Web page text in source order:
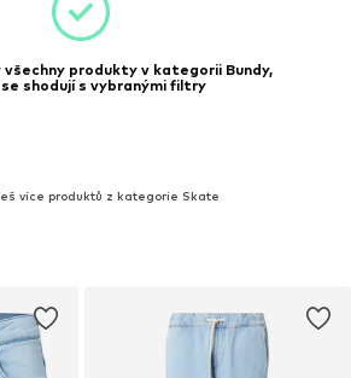
všechny produkty v kategorii Bundy,
shodují s vybranými filtry
více produktů z kategorie Skate